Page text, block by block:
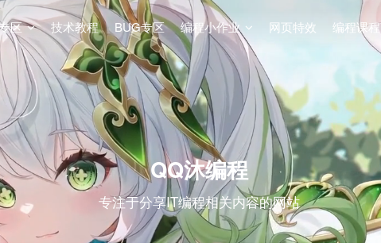
区 技术教程 BUG专区 编程小作业 网页特效 编程课程
QQ沐编程
专注于分享IT编程相关内容的网站